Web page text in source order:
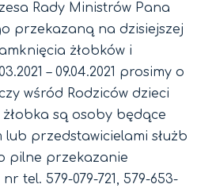
Rady Ministrów Pana
przekazaną na dzisiejszej
żłobków i
– 09.04.2021 prosimy o
wśród Rodziców dzieci
są osoby będące
przedstawicielami służb
pilne przekazanie
tel. 579-079-721, 579-653-